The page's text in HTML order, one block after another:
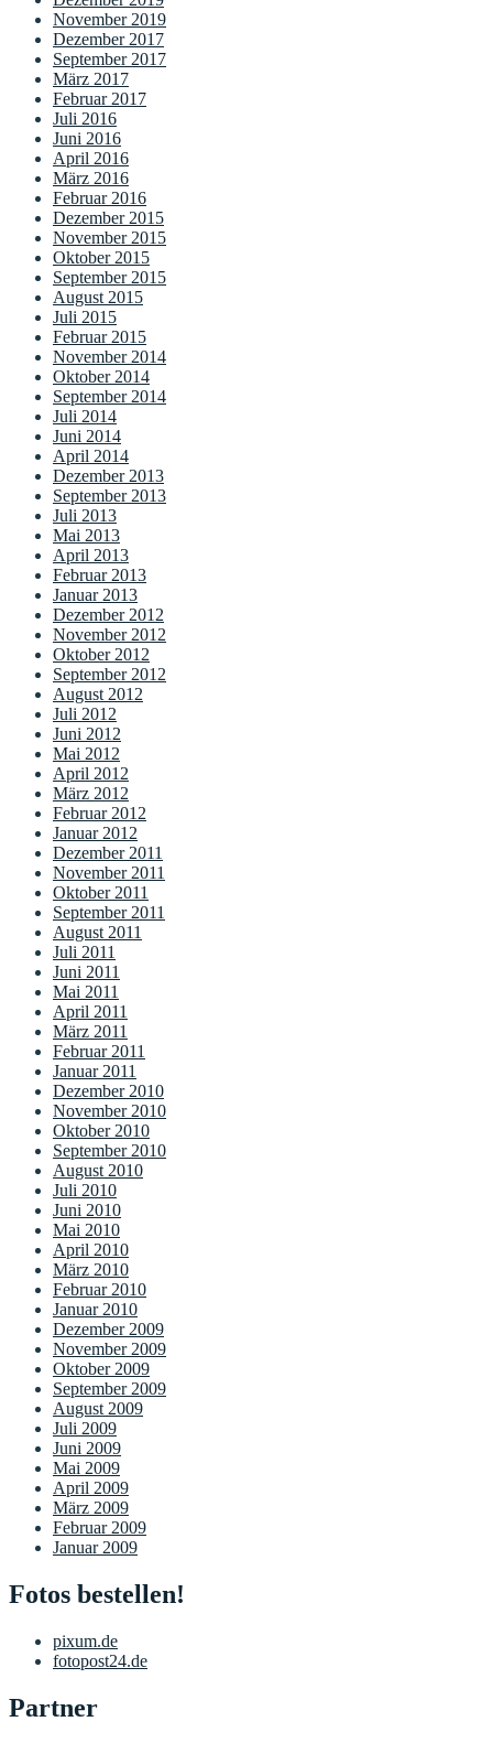
November 2019
Dezember 2017
September 2017
März 2017
Februar 2017
Juli 2016
Juni 2016
April 2016
März 2016
Februar 2016
Dezember 2015
November 2015
Oktober 2015
September 2015
August 2015
Juli 2015
Februar 2015
November 2014
Oktober 2014
September 2014
Juli 2014
Juni 2014
April 2014
Dezember 2013
September 2013
Juli 2013
Mai 2013
April 2013
Februar 2013
Januar 2013
Dezember 2012
November 2012
Oktober 2012
September 2012
August 2012
Juli 2012
Juni 2012
Mai 2012
April 2012
März 2012
Februar 2012
Januar 2012
Dezember 2011
November 2011
Oktober 2011
September 2011
August 2011
Juli 2011
Juni 2011
Mai 2011
April 2011
März 2011
Februar 2011
Januar 2011
Dezember 2010
November 2010
Oktober 2010
September 2010
August 2010
Juli 2010
Juni 2010
Mai 2010
April 2010
März 2010
Februar 2010
Januar 2010
Dezember 2009
November 2009
Oktober 2009
September 2009
August 2009
Juli 2009
Juni 2009
Mai 2009
April 2009
März 2009
Februar 2009
Januar 2009
Fotos bestellen!
pixum.de
fotopost24.de
Partner